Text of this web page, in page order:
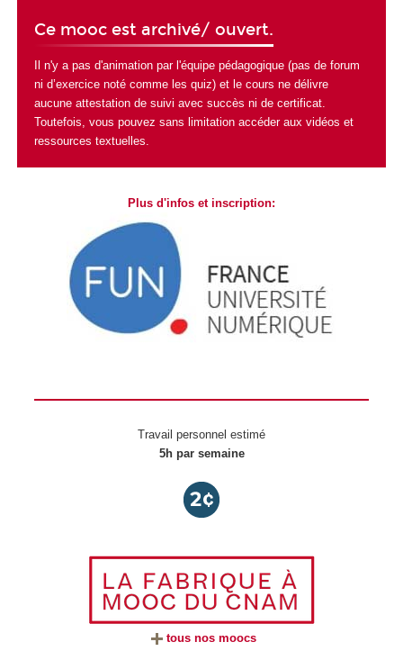
Ce mooc est archivé/ ouvert.
Il n'y a pas d'animation par l'équipe pédagogique (pas de forum
ni d’exercice noté comme les quiz) et le cours ne délivre
aucune attestation de suivi avec succès ni de certificat.
Toutefois, vous pouvez sans limitation accéder aux vidéos et
ressources textuelles.
Plus d'infos et inscription:
Travail personnel estimé
5h par semaine
tous nos moocs